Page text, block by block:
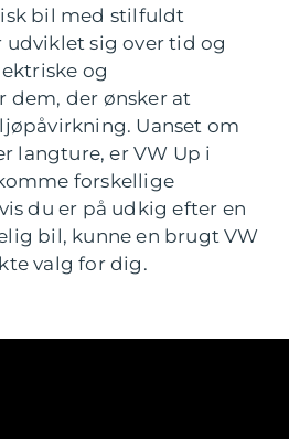
bil med stilfuldt
udviklet sig over tid og
og
der ønsker at
Uanset om
langture, er VW Up i
forskellige
du er på udkig efter en
bil, kunne en brugt VW
valg for dig.